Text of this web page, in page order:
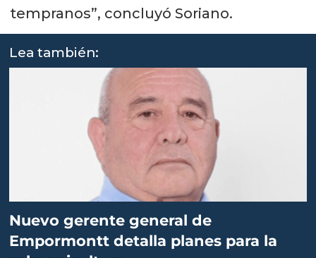
tempranos”, concluyó Soriano.
Lea también:
Nuevo gerente general de
Empormontt detalla planes para la